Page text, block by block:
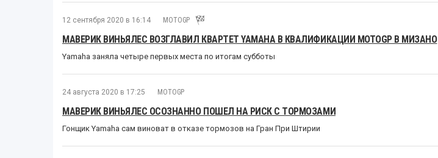
12 сентября 2020 в 16:14 MOTOGP
МАВЕРИК ВИНЬЯЛЕС ВОЗГЛАВИЛ КВАРТЕТ YAMAHA В КВАЛИФИКАЦИИ MOTOGP В МИЗАНО
Yamaha заняла четыре первых места по итогам субботы
24 августа 2020 в 17:25 MOTOGP
МАВЕРИК ВИНЬЯЛЕС ОСОЗНАННО ПОШЕЛ НА РИСК С ТОРМОЗАМИ
Гонщик Yamaha сам виноват в отказе тормозов на Гран При Штирии